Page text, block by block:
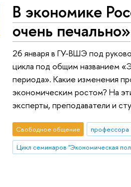
В экономике
очень печально»
26 января в ГУ-ВШЭ под
цикла под общим названием
периода». Какие изменения
экономическим ростом? На
эксперты, преподаватели и
Свободное общение профессора